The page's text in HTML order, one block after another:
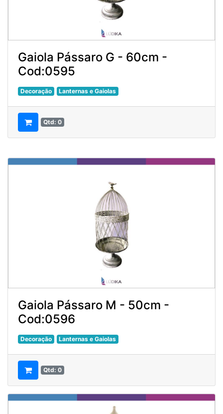
Gaiola Pássaro G - 60cm -
Cod:0595
Decoração Lanternas e Gaiolas
Qtd: 0
Gaiola Pássaro M - 50cm -
Cod:0596
Decoração Lanternas e Gaiolas
Qtd: 0